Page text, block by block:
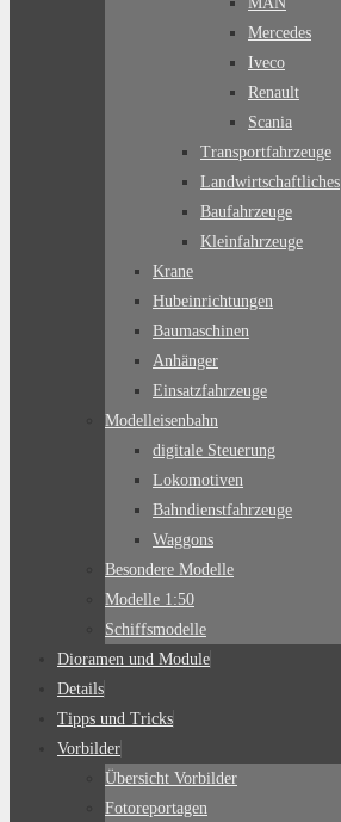
Mercedes
Iveco
Renault
Scania
Transportfahrzeuge
Landwirtschaftliches
Baufahrzeuge
Kleinfahrzeuge
Krane
Hubeinrichtungen
Baumaschinen
Anhänger
Einsatzfahrzeuge
Modelleisenbahn
digitale Steuerung
Lokomotiven
Bahndienstfahrzeuge
Waggons
Besondere Modelle
Modelle 1:50
Schiffsmodelle
Dioramen und Module
Details
Tipps und Tricks
Vorbilder
Übersicht Vorbilder
Fotoreportagen